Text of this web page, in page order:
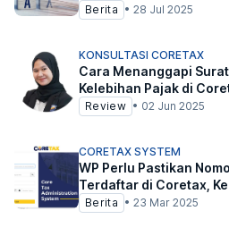
Berita • 28 Jul 2025
KONSULTASI CORETAX
Cara Menanggapi
Kelebihan Pajak di
Review • 02 Jun 2025
CORETAX SYSTEM
WP Perlu Pastikan
Terdaftar di Coretax,
Berita • 23 Mar 2025